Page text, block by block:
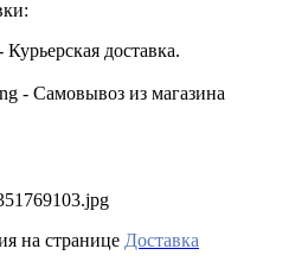
Курьерская доставка.
- Самовывоз из магазина
на странице Доставка